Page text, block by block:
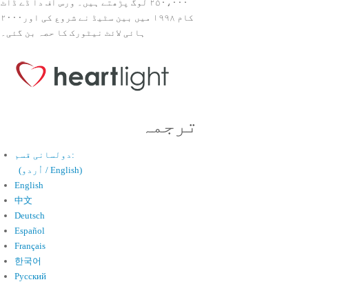
۲۵۰،۰۰۰ لوگ پڑھتے ہیں۔ ورس آف دا ڈے ڈاٹ
کام ۱۹۹۸ میں بین سٹیڈ نے شروع کی اور۲۰۰۰
ہائی لائٹ نیٹورک کا حصہ بن گئی۔
ترجمہ
دولسانی قسم:
(اُردو / English)
English
中文
Deutsch
Español
Français
한국어
Русский